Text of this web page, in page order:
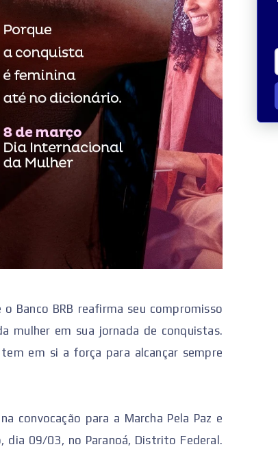
Banco BRB reafirma seu compromisso
mulher em sua jornada de conquistas.
em si a força para alcançar sempre
convocação para a Marcha Pela Paz e
dia 09/03, no Paranoá, Distrito Federal.